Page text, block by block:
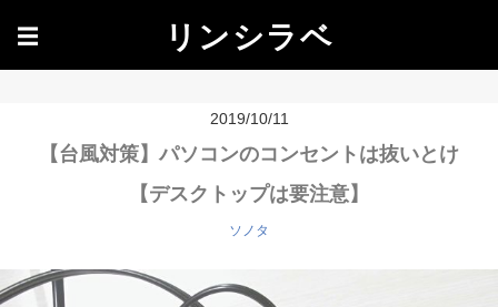
☰ リンシラベ
2019/10/11
【台風対策】パソコンのコンセントは抜いとけ
【デスクトップは要注意】
ソノタ